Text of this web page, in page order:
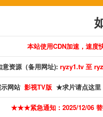
本站使用CDN加速，速度
意资源（备用网址):ryzy1.tv 至
网站 影视TV版 ★求片请点这
★★★紧急通知：2025/12/06 替